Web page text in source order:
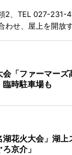
2、TEL 027-231-
せ、屋上を開放す
会「ファーマーズ
臨時駐車場も
湖花火大会」湖上
京介」